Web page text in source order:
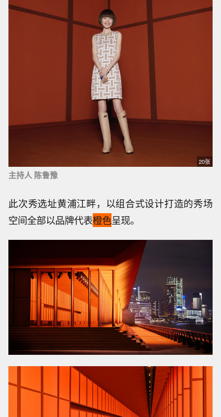
20张
主持人 陈鲁豫
此次秀选址黄浦江畔，以组合式设计打造的秀场
空间全部以品牌代表橙色呈现。